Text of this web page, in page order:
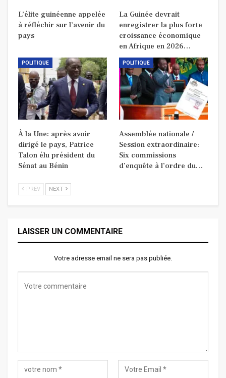
L’élite guinéenne appelée
à réfléchir sur l’avenir du
pays
La Guinée devrait
enregistrer la plus forte
croissance économique
en Afrique en 2026…
POLITIQUE
À la Une: après avoir
dirigé le pays, Patrice
Talon élu président du
Sénat au Bénin
POLITIQUE
Assemblée nationale /
Session extraordinaire:
Six commissions
d’enquête à l’ordre du…
PREV NEXT
LAISSER UN COMMENTAIRE
Votre adresse email ne sera pas publiée.